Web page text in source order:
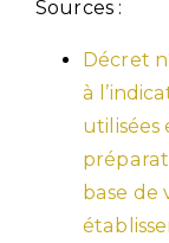
Sources :
Décret
à
utilisées
base de